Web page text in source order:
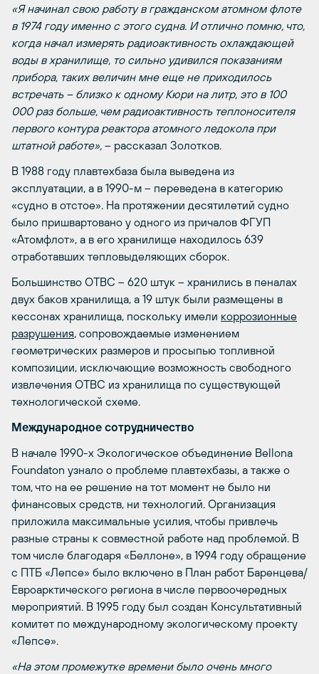
«Я начинал свою работу в гражданском атомном флоте
в 1974 году именно с этого судна. И отлично помню, что,
когда начал измерять радиоактивность охлаждающей
воды в хранилище, то сильно удивился показаниям
прибора, таких величин мне еще не приходилось
встречать – близко к одному Кюри на литр, это в 100
000 раз больше, чем радиоактивность теплоносителя
первого контура реактора атомного ледокола при
штатной работе», – рассказал Золотков.
В 1988 году плавтехбаза была выведена из
эксплуатации, а в 1990-м – переведена в категорию
«судно в отстое». На протяжении десятилетий судно
было пришвартовано у одного из причалов ФГУП
«Атомфлот», а в его хранилище находилось 639
отработавших тепловыделяющих сборок.
Большинство ОТВС – 620 штук – хранились в пеналах
двух баков хранилища, а 19 штук были размещены в
кессонах хранилища, поскольку имели коррозионные
разрушения, сопровождаемые изменением
геометрических размеров и просыпью топливной
композиции, исключающие возможность свободного
извлечения ОТВС из хранилища по существующей
технологической схеме.
Международное сотрудничество
В начале 1990-х Экологическое объединение Bellona
Foundaton узнало о проблеме плавтехбазы, а также о
том, что на ее решение на тот момент не было ни
финансовых средств, ни технологий. Организация
приложила максимальные усилия, чтобы привлечь
разные страны к совместной работе над проблемой. В
том числе благодаря «Беллоне», в 1994 году обращение
с ПТБ «Лепсе» было включено в План работ Баренцева/
Евроарктического региона в числе первоочередных
мероприятий. В 1995 году был создан Консультативный
комитет по международному экологическому проекту
«Лепсе».
«На этом промежутке времени было очень много